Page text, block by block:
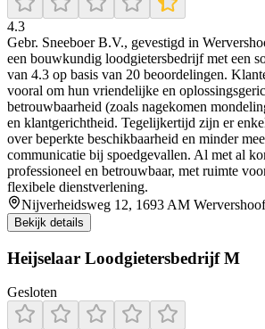
4.3
Gebr. Sneeboer B.V., gevestigd in
een bouwkundig loodgietersbedrijf met een
van 4.3 op basis van 20 beoordelingen.
vooral om hun vriendelijke en
betrouwbaarheid (zoals nagekomen
en klantgerichtheid. Tegelijkertijd zijn er
over beperkte beschikbaarheid en minder
communicatie bij spoedgevallen. Al met al
professioneel en betrouwbaar, met ruimte
flexibele dienstverlening.
Nijverheidsweg 12, 1693 AM
Bekijk details
Heijselaar Loodgietersbedrijf M
Gesloten